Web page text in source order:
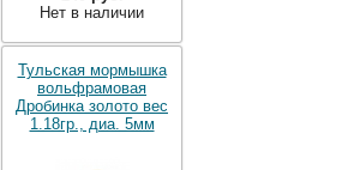
Нет в наличии
Тульская мормышка
вольфрамовая
Дробинка золото вес
1.18гр., диа. 5мм